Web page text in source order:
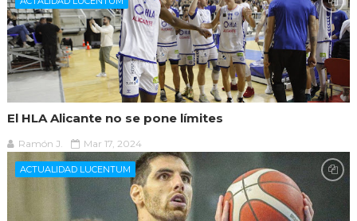
El HLA Alicante no se pone límites
Ramón J. Mar 17, 2024
ACTUALIDAD LUCENTUM